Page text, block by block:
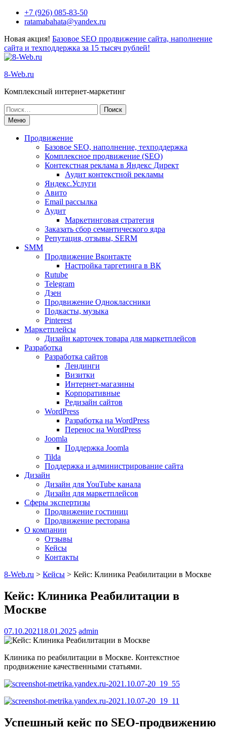
+7 (926) 085-83-50
ratamabahata@yandex.ru
Новая акция! Базовое SEO продвижение сайта, наполнение
сайта и техподдержка за 15 тысяч рублей!
8-Web.ru
Комплексный интернет-маркетинг
Меню
Продвижение
Базовое SEO, наполнение, техподдержка
Комплексное продвижение (SEO)
Контекстная реклама в Яндекс Директ
Аудит контекстной рекламы
Яндекс.Услуги
Авито
Email рассылка
Аудит
Маркетинговая стратегия
Заказать сбор семантического ядра
Репутация, отзывы, SERM
SMM
Продвижение Вконтакте
Настройка таргетинга в ВК
Rutube
Telegram
Дзен
Продвижение Одноклассники
Подкасты, музыка
Pinterest
Маркетплейсы
Дизайн карточек товара для маркетплейсов
Разработка
Разработка сайтов
Лендинги
Визитки
Интернет-магазины
Корпоративные
Редизайн сайтов
WordPress
Разработка на WordPress
Перенос на WordPress
Joomla
Поддержка Joomla
Tilda
Поддержка и администрирование сайта
Дизайн
Дизайн для YouTube канала
Дизайн для маркетплейсов
Сферы экспертизы
Продвижение гостиниц
Продвижение ресторана
О компании
Отзывы
Кейсы
Контакты
8-Web.ru > Кейсы > Кейс: Клиника Реабилитации в Москве
Кейс: Клиника Реабилитации в
Москве
07.10.202118.01.2025 admin
Клиника по реабилитации в Москве. Контекстное
продвижение качественными статьями.
Успешный кейс по SEO-продвижению